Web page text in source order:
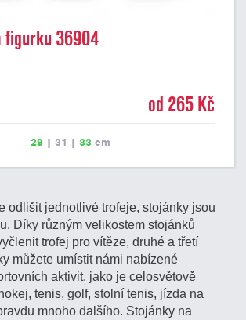
figurku 36904
od 265 Kč
29 | 31 | 33 cm
odlišit jednotlivé trofeje, stojánky jsou
Díky různým velikostem stojánků
trofej pro vítěze, druhé a třetí
můžete umístit námi nabízené
aktivit, jako je celosvětově
tenis, golf, stolní tenis, jízda na
mnoho dalšího. Stojánky na